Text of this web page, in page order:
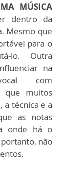
MÚSICA
dentro da
Mesmo que
para o
lo. Outra
na
com
que muitos
a técnica e a
as notas
onde há o
não